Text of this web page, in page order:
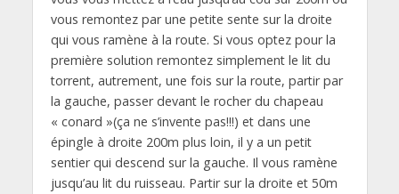
vous remontez par une petite sente sur la droite
qui vous ramène à la route. Si vous optez pour la
première solution remontez simplement le lit du
torrent, autrement, une fois sur la route, partir par
la gauche, passer devant le rocher du chapeau
« conard »(ça ne s’invente pas!!!) et dans une
épingle à droite 200m plus loin, il y a un petit
sentier qui descend sur la gauche. Il vous ramène
jusqu’au lit du ruisseau. Partir sur la droite et 50m